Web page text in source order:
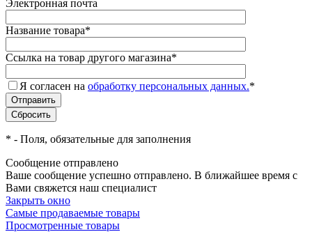
Электронная почта
Название товара*
Ссылка на товар другого магазина*
Я согласен на обработку персональных данных.*
* - Поля, обязательные для заполнения
Сообщение отправлено
Ваше сообщение успешно отправлено. В ближайшее время с
Вами свяжется наш специалист
Закрыть окно
Самые продаваемые товары
Просмотренные товары